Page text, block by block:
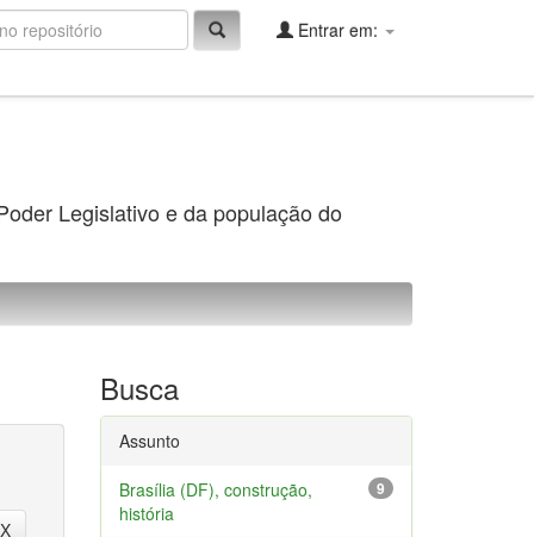
Entrar em:
Legislativo e da população do
Busca
Assunto
9
Brasília (DF), construção,
história